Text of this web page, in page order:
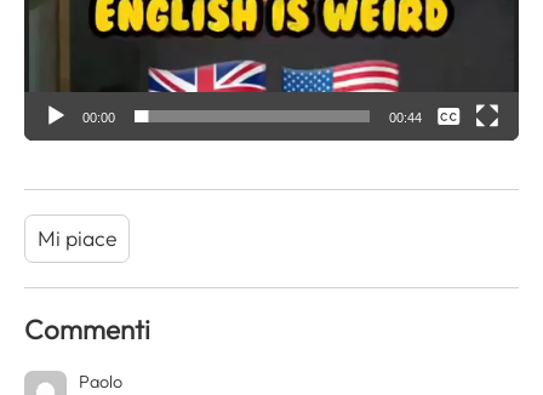
00:00 00:44
Nessuna
Mi piace
Commenti
Paolo